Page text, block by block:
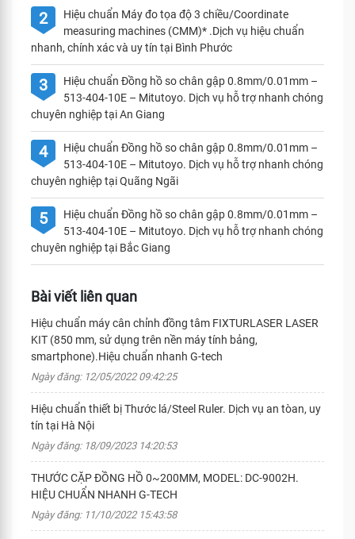
2
Hiệu chuẩn Máy đo tọa độ 3 chiều/Coordinate
measuring machines (CMM)* .Dịch vụ hiệu chuẩn
nhanh, chính xác và uy tín tại Bình Phước
3
Hiệu chuẩn Đồng hồ so chân gập 0.8mm/0.01mm –
513-404-10E – Mitutoyo. Dịch vụ hỗ trợ nhanh chóng
chuyên nghiệp tại An Giang
4
Hiệu chuẩn Đồng hồ so chân gập 0.8mm/0.01mm –
513-404-10E – Mitutoyo. Dịch vụ hỗ trợ nhanh chóng
chuyên nghiệp tại Quãng Ngãi
5
Hiệu chuẩn Đồng hồ so chân gập 0.8mm/0.01mm –
513-404-10E – Mitutoyo. Dịch vụ hỗ trợ nhanh chóng
chuyên nghiệp tại Bắc Giang
Bài viết liên quan
Hiệu chuẩn máy cân chỉnh đồng tâm FIXTURLASER LASER
KIT (850 mm, sử dụng trên nền máy tính bảng,
smartphone).Hiệu chuẩn nhanh G-tech
Ngày đăng: 12/05/2022 09:42:25
Hiệu chuẩn thiết bị Thước lá/Steel Ruler. Dịch vụ an tòan, uy
tín tại Hà Nội
Ngày đăng: 18/09/2023 14:20:53
THƯỚC CẶP ĐỒNG HỒ 0~200MM, MODEL: DC-9002H.
HIỆU CHUẨN NHANH G-TECH
Ngày đăng: 11/10/2022 15:43:58